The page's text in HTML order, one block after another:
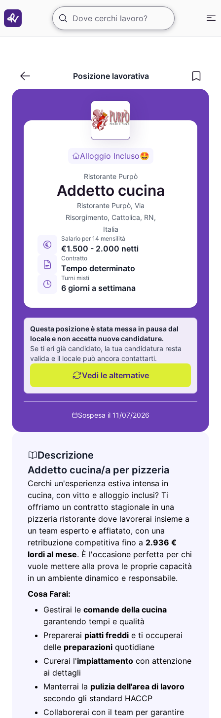
Addetto cucina/a per pizzeria
Posizione lavorativa
Alloggio Incluso🤩
Ristorante Purpò
Addetto cucina
Ristorante Purpò, Via
Risorgimento, Cattolica, RN,
Italia
Salario per 14 mensilità
€1.500 - 2.000 netti
Contratto
Tempo determinato
Turni misti
6 giorni a settimana
Questa posizione è stata messa in pausa dal
locale e non accetta nuove candidature.
Se ti eri già candidato, la tua candidatura resta
valida e il locale può ancora contattarti.
Vedi le alternative
Sospesa il 11/07/2026
Descrizione
Addetto cucina/a per pizzeria
Cerchi un'esperienza estiva intensa in
cucina, con vitto e alloggio inclusi? Ti
offriamo un contratto stagionale in una
pizzeria ristorante dove lavorerai insieme a
un team esperto e affiatato, con una
retribuzione competitiva fino a 2.936 €
lordi al mese. È l'occasione perfetta per chi
vuole mettere alla prova le proprie capacità
in un ambiente dinamico e responsabile.
Cosa Farai:
Gestirai le comande della cucina
garantendo tempi e qualità
Preparerai piatti freddi e ti occuperai
delle preparazioni quotidiane
Curerai l'impiattamento con attenzione
ai dettagli
Manterrai la pulizia dell'area di lavoro
secondo gli standard HACCP
Collaborerai con il team per garantire